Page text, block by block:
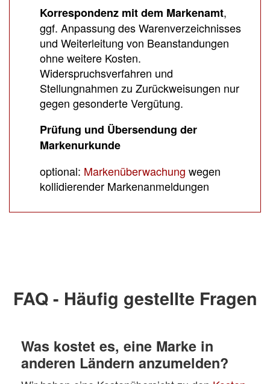
Korrespondenz mit dem Markenamt,
ggf. Anpassung des Warenverzeichnisses
und Weiterleitung von Beanstandungen
ohne weitere Kosten.
Widerspruchsverfahren und
Stellungnahmen zu Zurückweisungen nur
gegen gesonderte Vergütung.
Prüfung und Übersendung der
Markenurkunde
optional: Markenüberwachung wegen
kollidierender Markenanmeldungen
FAQ - Häufig gestellte Fragen
Was kostet es, eine Marke in
anderen Ländern anzumelden?